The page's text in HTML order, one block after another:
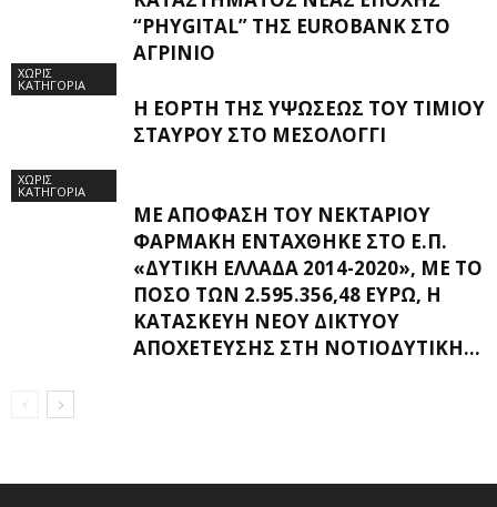
“PHYGITAL” ΤΗΣ EUROBANK ΣΤΟ
ΑΓΡΊΝΙΟ
ΧΩΡΊΣ
ΚΑΤΗΓΟΡΊΑ
Η ΕΟΡΤΉ ΤΗΣ ΥΨΏΣΕΩΣ ΤΟΥ ΤΙΜΊΟΥ
ΣΤΑΥΡΟΎ ΣΤΟ ΜΕΣΟΛΌΓΓΙ
ΧΩΡΊΣ
ΚΑΤΗΓΟΡΊΑ
ΜΕ ΑΠΌΦΑΣΗ ΤΟΥ ΝΕΚΤΆΡΙΟΥ
ΦΑΡΜΆΚΗ ΕΝΤΆΧΘΗΚΕ ΣΤΟ Ε.Π.
«ΔΥΤΙΚΉ ΕΛΛΆΔΑ 2014-2020», ΜΕ ΤΟ
ΠΟΣΌ ΤΩΝ 2.595.356,48 ΕΥΡΏ, Η
ΚΑΤΑΣΚΕΥΉ ΝΈΟΥ ΔΙΚΤΎΟΥ
ΑΠΟΧΈΤΕΥΣΗΣ ΣΤΗ ΝΟΤΙΟΔΥΤΙΚΉ...